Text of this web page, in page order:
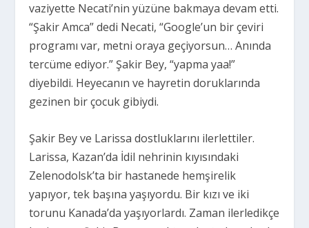
vaziyette Necati’nin yüzüne bakmaya devam etti.
“Şakir Amca” dedi Necati, “Google’un bir çeviri
programı var, metni oraya geçiyorsun… Anında
tercüme ediyor.” Şakir Bey, “yapma yaa!”
diyebildi. Heyecanın ve hayretin doruklarında
gezinen bir çocuk gibiydi.
Şakir Bey ve Larissa dostluklarını ilerlettiler.
Larissa, Kazan’da İdil nehrinin kıyısındaki
Zelenodolsk’ta bir hastanede hemşirelik
yapıyor, tek başına yaşıyordu. Bir kızı ve iki
torunu Kanada’da yaşıyorlardı. Zaman ilerledikçe